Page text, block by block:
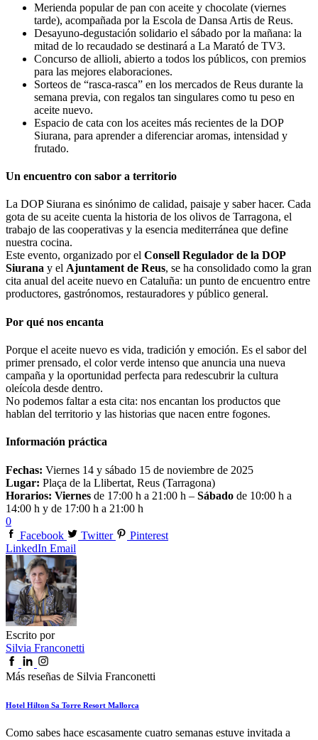
Merienda popular de pan con aceite y chocolate (viernes
tarde), acompañada por la Escola de Dansa Artis de Reus.
Desayuno-degustación solidario el sábado por la mañana: la
mitad de lo recaudado se destinará a La Marató de TV3.
Concurso de allioli, abierto a todos los públicos, con premios
para las mejores elaboraciones.
Sorteos de “rasca-rasca” en los mercados de Reus durante la
semana previa, con regalos tan singulares como tu peso en
aceite nuevo.
Espacio de cata con los aceites más recientes de la DOP
Siurana, para aprender a diferenciar aromas, intensidad y
frutado.
Un encuentro con sabor a territorio
La DOP Siurana es sinónimo de calidad, paisaje y saber hacer. Cada
gota de su aceite cuenta la historia de los olivos de Tarragona, el
trabajo de las cooperativas y la esencia mediterránea que define
nuestra cocina.
Este evento, organizado por el Consell Regulador de la DOP
Siurana y el Ajuntament de Reus, se ha consolidado como la gran
cita anual del aceite nuevo en Cataluña: un punto de encuentro entre
productores, gastrónomos, restauradores y público general.
Por qué nos encanta
Porque el aceite nuevo es vida, tradición y emoción. Es el sabor del
primer prensado, el color verde intenso que anuncia una nueva
campaña y la oportunidad perfecta para redescubrir la cultura
oleícola desde dentro.
No podemos faltar a esta cita: nos encantan los productos que
hablan del territorio y las historias que nacen entre fogones.
Información práctica
Fechas: Viernes 14 y sábado 15 de noviembre de 2025
Lugar: Plaça de la Llibertat, Reus (Tarragona)
Horarios: Viernes de 17:00 h a 21:00 h – Sábado de 10:00 h a
14:00 h y de 17:00 h a 21:00 h
0
Facebook
Twitter
Pinterest
LinkedIn Email
Escrito por
Silvia Franconetti
Más reseñas de Silvia Franconetti
Hotel Hilton Sa Torre Resort Mallorca
Como sabes hace escasamente cuatro semanas estuve invitada a